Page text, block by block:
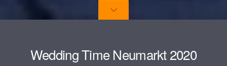
Wedding Time Neumarkt 2020